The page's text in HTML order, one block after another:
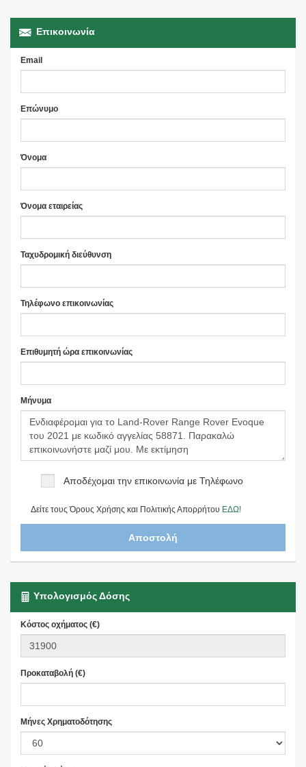
Επικοινωνία
Email
Επώνυμο
Όνομα
Όνομα εταιρείας
Ταχυδρομική διεύθυνση
Τηλέφωνο επικοινωνίας
Επιθυμητή ώρα επικοινωνίας
Μήνυμα
Αποδέχομαι την επικοινωνία με Τηλέφωνο
Δείτε τους Όρους Χρήσης και Πολιτικής Απορρήτου ΕΔΩ!
Υπολογισμός Δόσης
Κόστος οχήματος (€)
Προκαταβολή (€)
Μήνες Χρηματοδότησης